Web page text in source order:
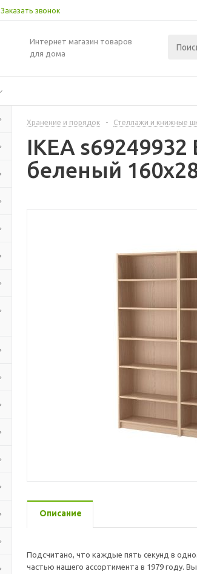
Заказать звонок
Интернет магазин товаров
для дома
Хранение и порядок - Стеллажи и книжные
IKEA
беленый
Описание
Подсчитано, что каждые пять секунд в
частью нашего ассортимента в 1979 году.